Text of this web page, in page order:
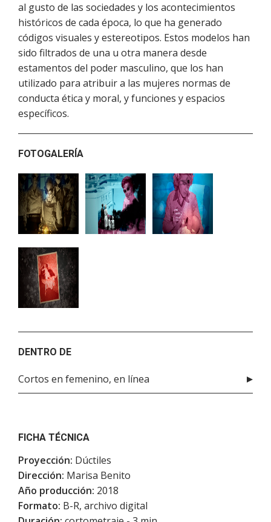
al gusto de las sociedades y los acontecimientos
históricos de cada época, lo que ha generado
códigos visuales y estereotipos. Estos modelos han
sido filtrados de una u otra manera desde
estamentos del poder masculino, que los han
utilizado para atribuir a las mujeres normas de
conducta ética y moral, y funciones y espacios
específicos.
FOTOGALERÍA
DENTRO DE
Cortos en femenino, en línea
FICHA TÉCNICA
Proyección: Dúctiles
Dirección: Marisa Benito
Año producción: 2018
Formato: B-R, archivo digital